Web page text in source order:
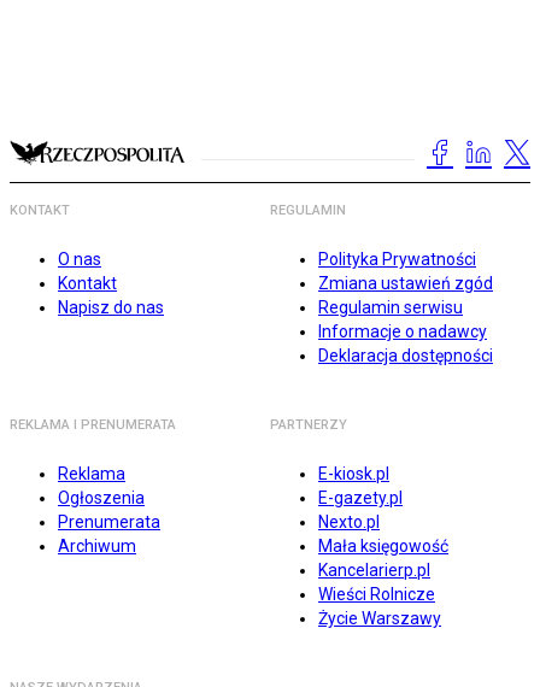
KONTAKT
O nas
Kontakt
Napisz do nas
REGULAMIN
Polityka Prywatności
Zmiana ustawień zgód
Regulamin serwisu
Informacje o nadawcy
Deklaracja dostępności
REKLAMA I PRENUMERATA
Reklama
Ogłoszenia
Prenumerata
Archiwum
PARTNERZY
E-kiosk.pl
E-gazety.pl
Nexto.pl
Mała księgowość
Kancelarierp.pl
Wieści Rolnicze
Życie Warszawy